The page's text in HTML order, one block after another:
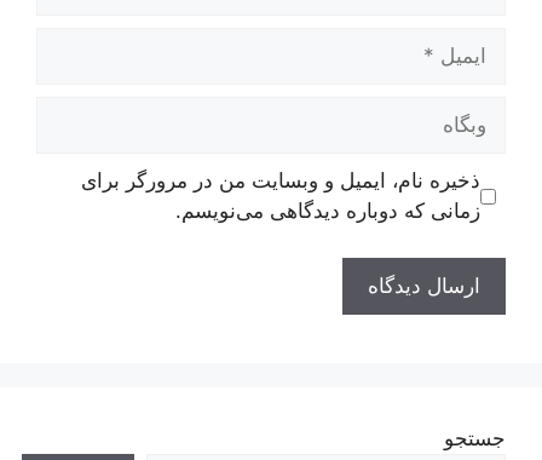
ایمیل
وبگاه
ذخیره نام، ایمیل و وبسایت من در مرورگر برای
زمانی که دوباره دیدگاهی می‌نویسم.
جستجو